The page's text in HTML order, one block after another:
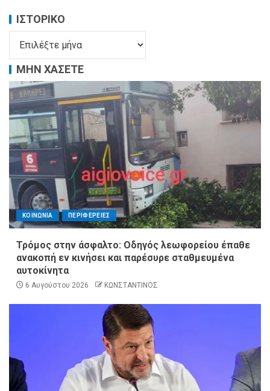
ΙΣΤΟΡΙΚΌ
ΜΗΝ ΧΑΣΕΤΕ
ΚΟΙΝΩΝΙΑ ΠΕΡΙΦΕΡΕΙΕΣ
Τρόμος στην άσφαλτο: Οδηγός λεωφορείου έπαθε
ανακοπή εν κινήσει και παρέσυρε σταθμευμένα
αυτοκίνητα
6 Αυγούστου 2026 ΚΩΝΣΤΑΝΤΙΝΟΣ